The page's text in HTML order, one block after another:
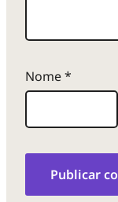
Nome*